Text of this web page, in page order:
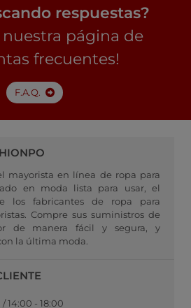
respuestas?
nuestra página de
frecuentes!
F.A.Q.
mayorista en línea de ropa para
en moda lista para usar, el
los fabricantes de ropa para
Compre sus suministros de
de manera fácil y segura, y
la última moda.
14:00 - 18:00